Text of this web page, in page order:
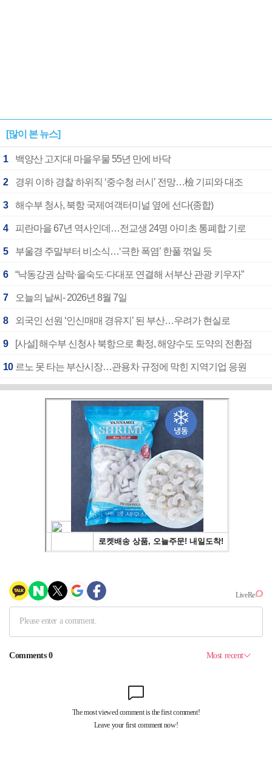
[많이 본 뉴스]
1 백양산 고지대 마을우물 55년 만에 바닥
2 경위 이하 경찰 하위직 ‘중수청 러시’ 전망…檢 기피와 대조
3 해수부 청사, 북항 국제여객터미널 옆에 선다(종합)
4 피란마을 67년 역사인데…전교생 24명 아미초 통폐합 기로
5 부울경 주말부터 비소식…‘극한 폭염’ 한풀 꺾일 듯
6 “낙동강권 삼락·을숙도·다대포 연결해 서부산 관광 키우자”
7 오늘의 날씨- 2026년 8월 7일
8 외국인 선원 ‘인신매매 경유지’ 된 부산…우려가 현실로
9 [사설] 해수부 신청사 북항으로 확정, 해양수도 도약의 전환점
10 르노 못 타는 부산시장…관용차 규정에 막힌 지역기업 응원